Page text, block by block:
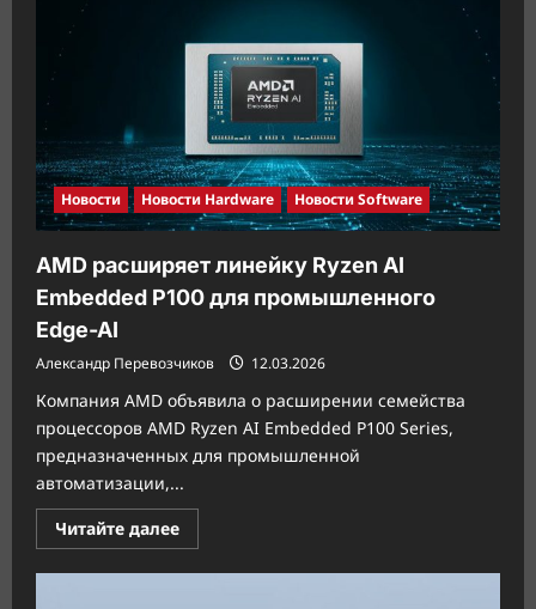
Новости Новости Hardware Новости Software
AMD расширяет линейку Ryzen AI
Embedded P100 для промышленного
Edge-AI
Александр Перевозчиков 12.03.2026
Компания AMD объявила о расширении семейства
процессоров AMD Ryzen AI Embedded P100 Series,
предназначенных для промышленной
автоматизации,...
Читайте далееПрочитать
больше
AMD